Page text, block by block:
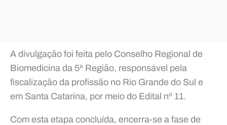
A divulgação foi feita pelo Conselho Regional de
Biomedicina da 5ª Região, responsável pela
fiscalização da profissão no Rio Grande do Sul e
em Santa Catarina, por meio do Edital nº 11.
Com esta etapa concluída, encerra-se a fase de